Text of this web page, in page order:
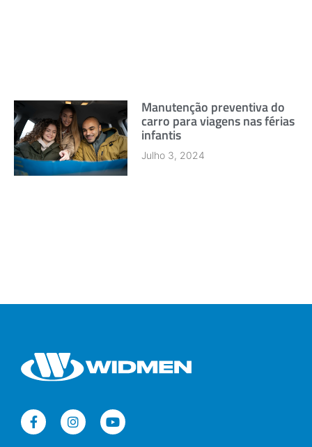
Manutenção preventiva do
carro para viagens nas férias
infantis
Julho 3, 2024